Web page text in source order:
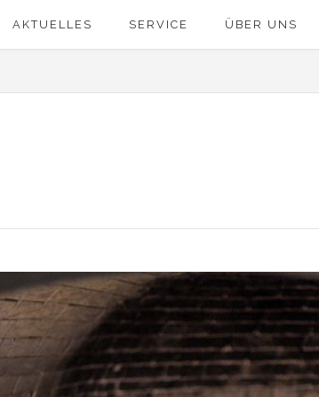
AKTUELLES SERVICE ÜBER UNS